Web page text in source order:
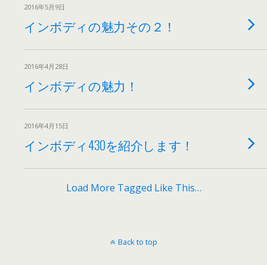
2016年5月9日
インボディの魅力その２！
2016年4月28日
インボディの魅力！
2016年4月15日
インボディ430を紹介します！
Load More Tagged Like This…
Back to top